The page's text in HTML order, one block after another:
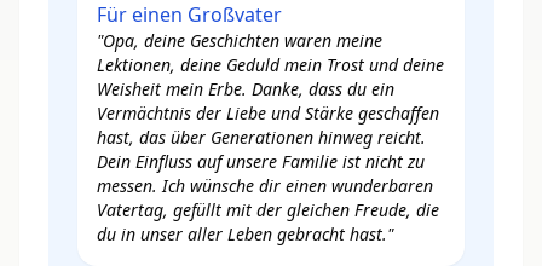
Für einen Großvater
"Opa, deine Geschichten waren meine
Lektionen, deine Geduld mein Trost und deine
Weisheit mein Erbe. Danke, dass du ein
Vermächtnis der Liebe und Stärke geschaffen
hast, das über Generationen hinweg reicht.
Dein Einfluss auf unsere Familie ist nicht zu
messen. Ich wünsche dir einen wunderbaren
Vatertag, gefüllt mit der gleichen Freude, die
du in unser aller Leben gebracht hast."